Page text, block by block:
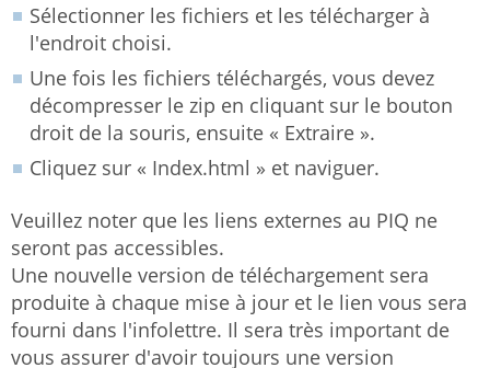
Sélectionner les fichiers et les télécharger à
l'endroit choisi.
Une fois les fichiers téléchargés, vous devez
décompresser le zip en cliquant sur le bouton
droit de la souris, ensuite « Extraire ».
Cliquez sur « Index.html » et naviguer.
Veuillez noter que les liens externes au PIQ ne
seront pas accessibles.
Une nouvelle version de téléchargement sera
produite à chaque mise à jour et le lien vous sera
fourni dans l'infolettre. Il sera très important de
vous assurer d'avoir toujours une version